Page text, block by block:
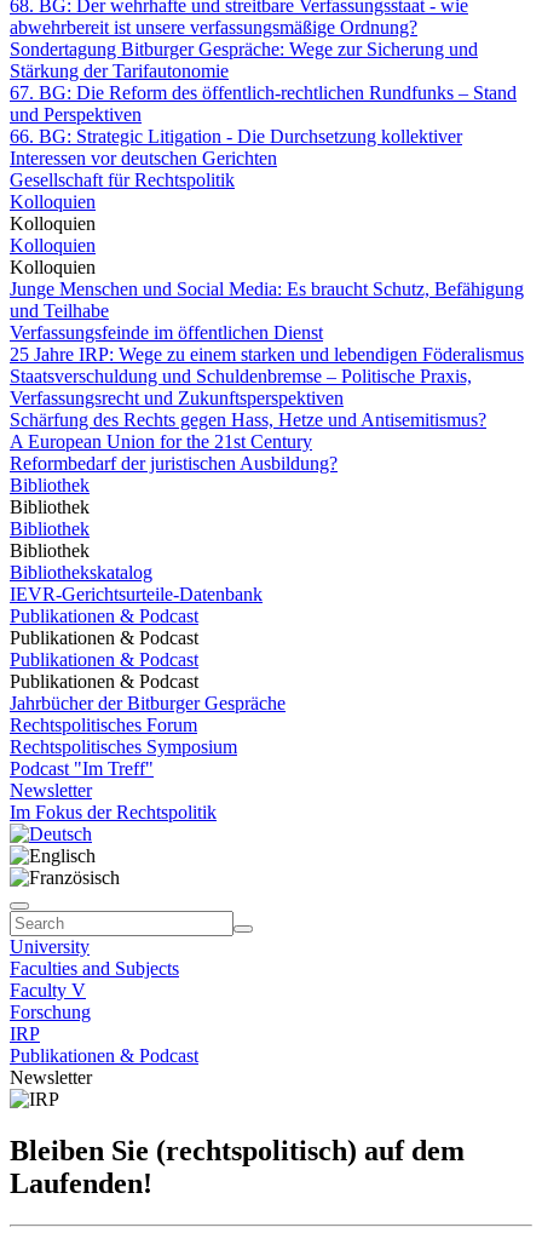
68. BG: Der wehrhafte und streitbare Verfassungsstaat - wie
abwehrbereit ist unsere verfassungsmäßige Ordnung?
Sondertagung Bitburger Gespräche: Wege zur Sicherung und
Stärkung der Tarifautonomie
67. BG: Die Reform des öffentlich-rechtlichen Rundfunks – Stand
und Perspektiven
66. BG: Strategic Litigation - Die Durchsetzung kollektiver
Interessen vor deutschen Gerichten
Gesellschaft für Rechtspolitik
Kolloquien
Kolloquien
Kolloquien
Kolloquien
Junge Menschen und Social Media: Es braucht Schutz, Befähigung
und Teilhabe
Verfassungsfeinde im öffentlichen Dienst
25 Jahre IRP: Wege zu einem starken und lebendigen Föderalismus
Staatsverschuldung und Schuldenbremse – Politische Praxis,
Verfassungsrecht und Zukunftsperspektiven
Schärfung des Rechts gegen Hass, Hetze und Antisemitismus?
A European Union for the 21st Century
Reformbedarf der juristischen Ausbildung?
Bibliothek
Bibliothek
Bibliothek
Bibliothek
Bibliothekskatalog
IEVR-Gerichtsurteile-Datenbank
Publikationen & Podcast
Publikationen & Podcast
Publikationen & Podcast
Publikationen & Podcast
Jahrbücher der Bitburger Gespräche
Rechtspolitisches Forum
Rechtspolitisches Symposium
Podcast "Im Treff"
Newsletter
Im Fokus der Rechtspolitik
University
Faculties and Subjects
Faculty V
Forschung
IRP
Publikationen & Podcast
Newsletter
Bleiben Sie (rechtspolitisch) auf dem
Laufenden!